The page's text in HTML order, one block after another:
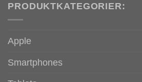
PRODUKTKATEGORIER:
Apple
Smartphones